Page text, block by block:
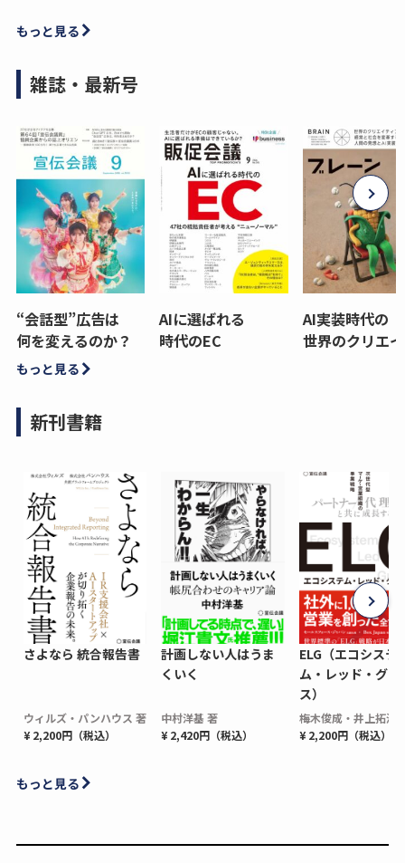
もっと見る
雑誌・最新号
“会話型”広告は
何を変えるのか？
AIに選ばれる
時代のEC
AI実装時代の
世界のクリエ
もっと見る
新刊書籍
さよなら 統合報告書
ウィルズ・パンハウス 著
¥ 2,200円（税込）
計画しない人はうま
くいく
中村洋基 著
¥ 2,420円（税込）
ELG（エコシステ
ム・レッド・グロ
ス）
梅木俊成・井上拓海
¥ 2,200円（税込）
もっと見る